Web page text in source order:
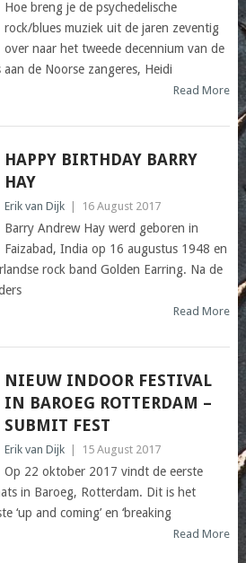
Hoe breng je de psychedelische
rock/blues muziek uit de jaren zeventig
over naar het tweede decennium van de
de Noorse zangeres, Heidi
Read More
HAPPY BIRTHDAY BARRY
HAY
Erik van Dijk 16 August 2017
Barry Andrew Hay werd geboren in
Faizabad, India op 16 augustus 1948 en
rock band Golden Earring. Na de
Read More
NIEUW INDOOR FESTIVAL
IN BAROEG ROTTERDAM –
SUBMIT FEST
Erik van Dijk 15 August 2017
Op 22 oktober 2017 vindt de eerste
in Baroeg, Rotterdam. Dit is het
‘up and coming’ en ‘breaking
Read More